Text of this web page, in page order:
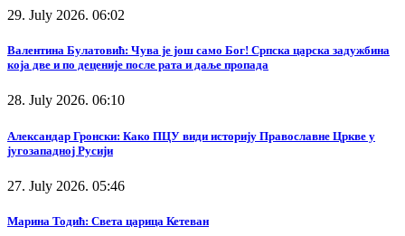
29. July 2026. 06:02
Валентина Булатовић: Чува је још само Бог! Српска царска задужбина
која две и по деценије после рата и даље пропада
28. July 2026. 06:10
Александар Гронски: Како ПЦУ види историју Православне Цркве у
југозападној Русији
27. July 2026. 05:46
Марина Тодић: Света царица Кетеван